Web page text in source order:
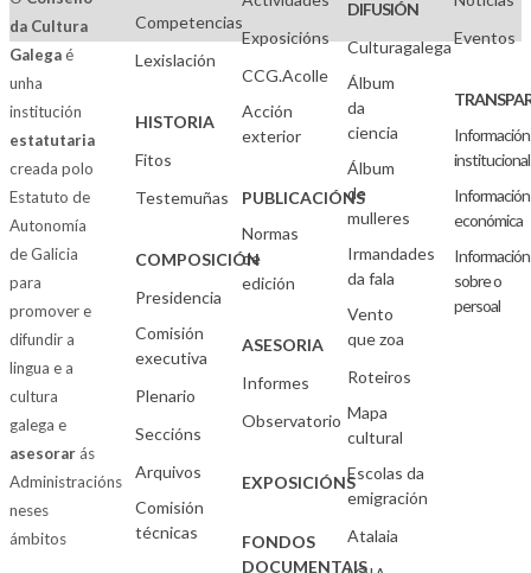
da Cultura
Galegaé
unha
institución
estatutaria
creada polo
Estatuto de
Autonomía
de Galicia
para
promover e
difundir a
lingua e a
cultura
galega e
asesorarás
Administracións
neses
ámbitos
Competencias
Lexislación
HISTORIA
Fitos
Testemuñas
COMPOSICIÓN
Presidencia
Comisión
executiva
Plenario
Seccións
Arquivos
Comisión
técnicas
Exposicións
CCG.Acolle
Acción
exterior
PUBLICACIÓNS
Normas
de
edición
ASESORIA
Informes
Observatorio
EXPOSICIÓNS
FONDOS
DOCUMENTAIS
DIFUSIÓN
Culturagalega
Álbum
da
ciencia
Álbum
de
mulleres
Irmandades
da fala
Vento
que zoa
Roteiros
Mapa
cultural
Escolas da
emigración
Atalaia
Eventos
Información
institucional
Información
económica
Información
sobre o
persoal